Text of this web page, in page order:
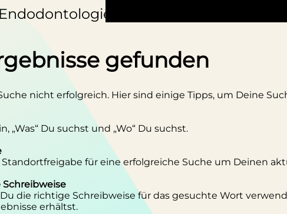
in Aachen
gefunden
nicht erfolgreich. Hier sind einige Tipps, um Deine
„Was“ Du suchst und „Wo“ Du suchst.
für eine erfolgreiche Suche um Deinen
Du die richtige Schreibweise für das gesuchte Wort
erhältst.